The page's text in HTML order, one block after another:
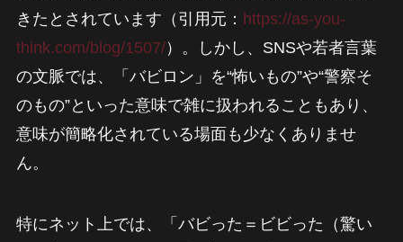
きたとされています（引用元： https://as-you-
think.com/blog/1507/）。しかし、SNSや若者言葉
の文脈では、「バビロン」を“怖いもの”や“警察そ
のもの”といった意味で雑に扱われることもあり、
意味が簡略化されている場面も少なくありませ
ん。
特にネット上では、「バビった＝ビビった（驚い